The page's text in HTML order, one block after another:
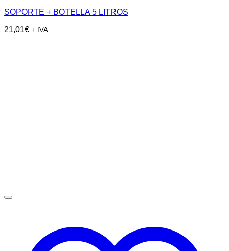
SOPORTE + BOTELLA 5 LITROS
21,01€ + IVA